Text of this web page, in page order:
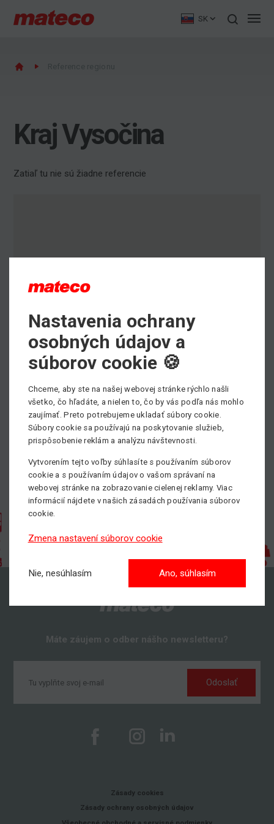
SK
Kraj Vysočina
Zatiaľ tu nie sú žiadne referencie
Máte záujem o odber nášho newsletteru?
Odoslať
Zásady cookies
Zásady ochrany osobných údajov
Nastavenia ochrany
osobných údajov a
súborov cookie 🍪
Chceme, aby ste na našej webovej stránke rýchlo našli
všetko, čo hľadáte, a nielen to, čo by vás podľa nás mohlo
zaujímať. Preto potrebujeme ukladať súbory cookie.
Súbory cookie sa používajú na poskytovanie služieb,
prispôsobenie reklám a analýzu návštevnosti.
Vytvorením tejto voľby súhlasíte s používaním súborov
cookie a s používaním údajov o vašom správaní na
webovej stránke na zobrazovanie cielenej reklamy. Viac
informácií nájdete v našich zásadách používania súborov
cookie.
Zmena nastavení súborov cookie
Nie, nesúhlasím Ano, súhlasím